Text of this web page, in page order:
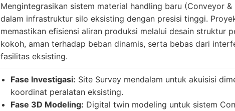
Mengintegrasikan sistem material handling baru (Conveyor
dalam infrastruktur silo eksisting dengan presisi tinggi.
memastikan efisiensi aliran produksi melalui desain struktur
kokoh, aman terhadap beban dinamis, serta bebas dari
fasilitas eksisting.
Fase Investigasi: Site Survey mendalam untuk akuisisi
koordinat peralatan eksisting.
Fase 3D Modeling: Digital twin modeling untuk sistem